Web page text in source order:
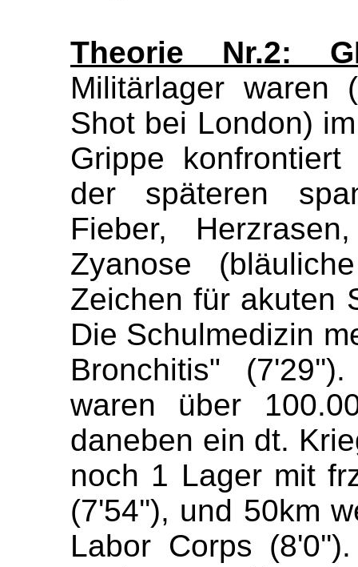
Theorie Nr.2:
Militärlager waren (
Shot bei London)
Grippe
der späteren
Fieber,
Zyanose
Zeichen für akuten
Die Schulmedizin
Bronchitis" (7'29''
waren über
daneben ein dt.
noch 1 Lager mit
(7'54''), und 50km
Labor Corps (8'0''